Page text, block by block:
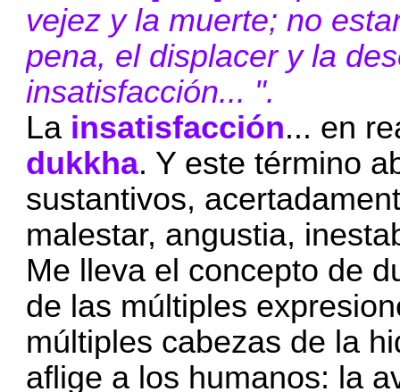
vejez y la muerte; no
pena, el displacer y la
insatisfacción... ".
La insatisfacción... en
dukkha. Y este término
sustantivos,
malestar, angustia,
Me lleva el concepto de
de las múltiples
múltiples cabezas de la
aflige a los humanos: la